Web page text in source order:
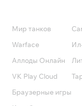
Мир танков
Warface
Аллоды Онлайн
VK Play Cloud
Браузерные игры